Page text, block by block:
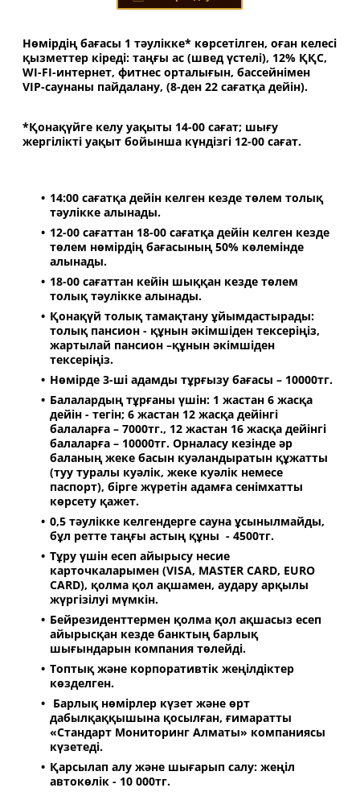
Нөмірдің бағасы 1 тәулікке* көрсетілген, оған келесі
қызметтер кіреді: таңғы ас (швед үстелі), 12% ҚҚС,
WI-FI-интернет, фитнес орталығын, бассейнімен
VIP-саунаны пайдалану, (8-ден 22 сағатқа дейін).
*Қонақүйге келу уақыты 14-00 сағат; шығу
жергілікті уақыт бойынша күндізгі 12-00 сағат.
14:00 сағатқа дейін келген кезде төлем толық
тәулікке алынады.
12-00 сағаттан 18-00 сағатқа дейін келген кезде
төлем нөмірдің бағасының 50% көлемінде
алынады.
18-00 сағаттан кейін шыққан кезде төлем
толық тәулікке алынады.
Қонақүй толық тамақтану ұйымдастырады:
толық пансион - құнын әкімшіден тексеріңіз,
жартылай пансион –құнын әкімшіден
тексеріңіз.
Нөмірде 3-ші адамды тұрғызу бағасы – 10000тг.
Балалардың тұрғаны үшін: 1 жастан 6 жасқа
дейін - тегін; 6 жастан 12 жасқа дейінгі
балаларға – 7000тг., 12 жастан 16 жасқа дейінгі
балаларға – 10000тг. Орналасу кезінде әр
баланың жеке басын куәландыратын құжатты
(туу туралы куәлік, жеке куәлік немесе
паспорт), бірге жүретін адамға сенімхатты
көрсету қажет.
0,5 тәулікке келгендерге сауна ұсынылмайды,
бұл ретте таңғы астың құны - 4500тг.
Тұру үшін есеп айырысу несие
карточкаларымен (VISA, MASTER CARD, EURO
CARD), қолма қол ақшамен, аудару арқылы
жүргізілуі мүмкін.
Бейрезиденттермен қолма қол ақшасыз есеп
айырысқан кезде банктың барлық
шығындарын компания төлейді.
Топтық және корпоративтік жеңілдіктер
көзделген.
Барлық нөмірлер күзет және өрт
дабылқаққышына қосылған, ғимаратты
«Стандарт Мониторинг Алматы» компаниясы
күзетеді.
Қарсылап алу және шығарып салу: жеңіл
автокөлік - 10 000тг.